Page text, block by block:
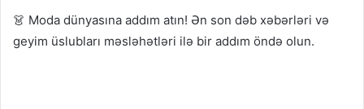
👗 Moda dünyasına addım atın! Ən son dəb xəbərləri və
geyim üslubları məsləhətləri ilə bir addım öndə olun.